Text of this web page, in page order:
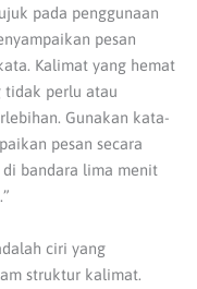
pada penggunaan
pesan
Kalimat yang hemat
tidak perlu atau
Gunakan kata-
pesan secara
di bandara lima menit
ciri yang
struktur kalimat.